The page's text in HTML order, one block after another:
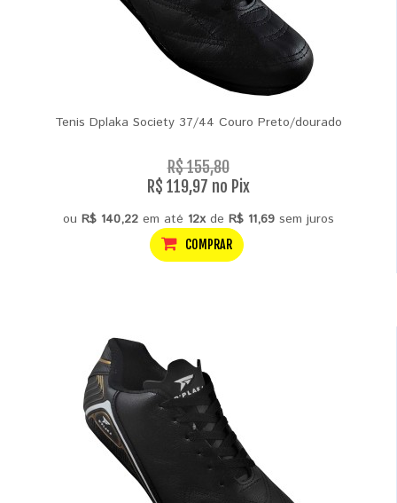
Tenis Dplaka Society 37/44 Couro Preto/dourado
R$ 155,80
R$ 119,97 no Pix
ou R$ 140,22em até 12xde R$ 11,69sem juros
COMPRAR